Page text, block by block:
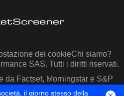
dei cookieChi siamo?
SAS. Tutti i diritti riservati.
da Factset, Morningstar e S&P
IQ
il giorno stesso della